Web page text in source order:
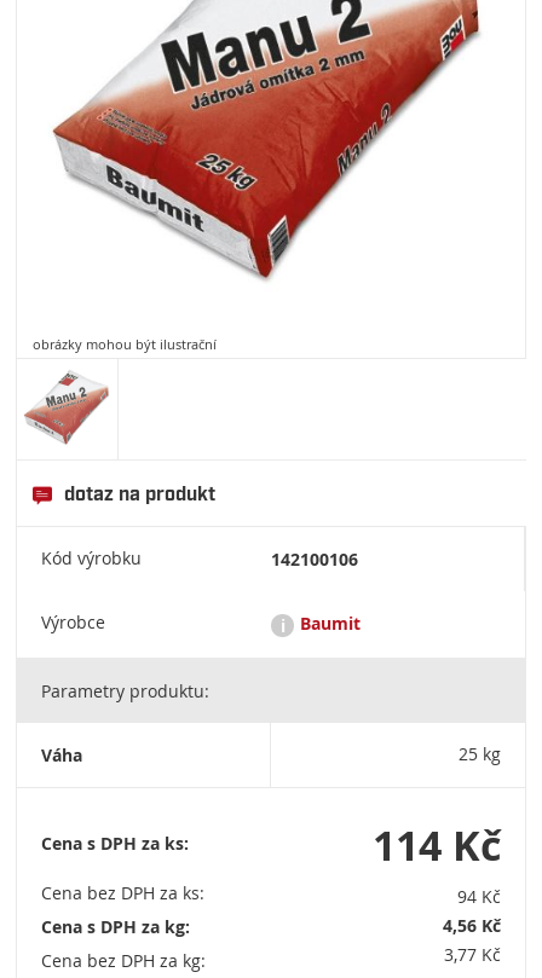
obrázky mohou být ilustrační
dotaz na produkt
Kód výrobku 142100106
Výrobce i Baumit
Baumit je přední český výrobce těch nejkvalitnějších
IČO: 48038296
Parametry produktu:
Váha 25 kg
Cena s DPH za ks:
Cena bez DPH za ks:
Cena s DPH za kg:
Cena bez DPH za kg:
114 Kč
94 Kč
4,56 Kč
3,77 Kč